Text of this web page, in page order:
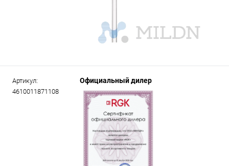
Артикул:
4610011871108
Официальный дилер